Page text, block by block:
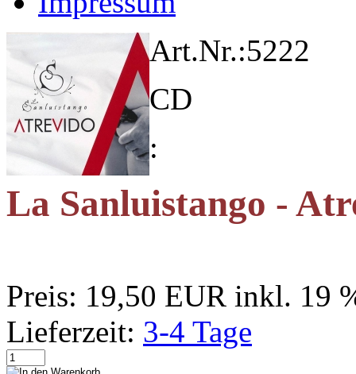
Art.Nr.:5222
CD
:
La Sanluistango -
Preis: 19,50 EUR inkl. 19
Lieferzeit: 3-4 Tage